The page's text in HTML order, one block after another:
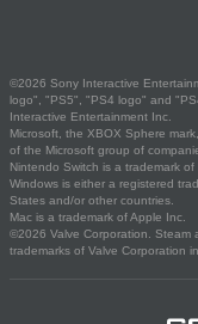
©2026 Sony Interactive
logo", "PS5", "PS4 logo" and
Interactive Entertainment Inc.
Microsoft, the XBOX Sphere
of the Microsoft group of
Nintendo Switch is a trademark of
Windows is either a registered
States and/or other countries.
Mac is a trademark of Apple Inc.
©2026 Valve Corporation. Steam
trademarks of Valve Corporation